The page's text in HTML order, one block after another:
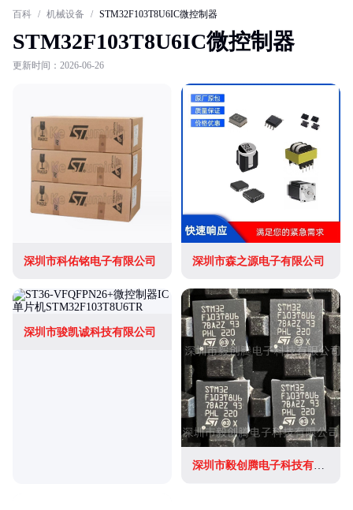
百科 / 机械设备 / STM32F103T8U6IC微控制器
STM32F103T8U6IC微控制器
更新时间：2026-06-26
深圳市科佑铭电子有限公司 深圳市森之源电子有限公司
深圳市骏凯诚科技有限公司
深圳市毅创腾电子科技有限公司